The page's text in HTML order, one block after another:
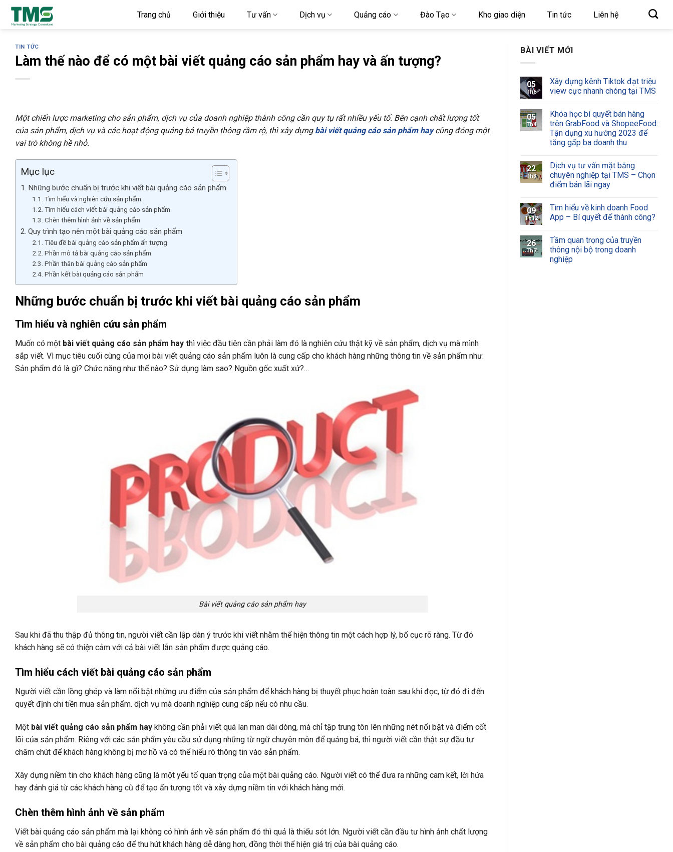
Skip
Trang chủ Giới thiệu Tư vấn Dịch vụ Quảng cáo Đào Tạo Kho giao diện Tin tức Liên hệ
TIN TỨC
Làm thế nào để có một bài viết quảng cáo sản phẩm hay và ấn tượng?
Một chiến lược marketing cho sản phẩm, dịch vụ của doanh nghiệp thành công cần quy tụ rất nhiều yếu tố. Bên cạnh chất lượng tốt
của sản phẩm, dịch vụ và các hoạt động quảng bá truyền thông rầm rộ, thì xây dựng bài viết quảng cáo sản phẩm haycũng đóng một
vai trò không hề nhỏ.
Mục lục
Những bước chuẩn bị trước khi viết bài quảng cáo sản phẩm
Tìm hiểu và nghiên cứu sản phẩm
Tìm hiểu cách viết bài quảng cáo sản phẩm
Chèn thêm hình ảnh về sản phẩm
Quy trình tạo nên một bài quảng cáo sản phẩm
Tiêu đề bài quảng cáo sản phẩm ấn tượng
Phần mô tả bài quảng cáo sản phẩm
Phần thân bài quảng cáo sản phẩm
Phần kết bài quảng cáo sản phẩm
Những bước chuẩn bị trước khi viết bài quảng cáo sản phẩm
Tìm hiểu và nghiên cứu sản phẩm
Muốn có một bài viết quảng cáo sản phẩm hay thì việc đầu tiên cần phải làm đó là nghiên cứu thật kỹ về sản phẩm, dịch vụ mà mình
sắp viết. Vì mục tiêu cuối cùng của mọi bài viết quảng cáo sản phẩm luôn là cung cấp cho khách hàng những thông tin về sản phẩm như:
Sản phẩm đó là gì? Chức năng như thế nào? Sử dụng làm sao? Nguồn gốc xuất xứ?…
Bài viết quảng cáo sản phẩm hay
Sau khi đã thu thập đủ thông tin, người viết cần lập dàn ý trước khi viết nhằm thể hiện thông tin một cách hợp lý, bố cục rõ ràng. Từ đó
khách hàng sẽ có thiện cảm với cả bài viết lẫn sản phẩm được quảng cáo.
Tìm hiểu cách viết bài quảng cáo sản phẩm
Người viết cần lồng ghép và làm nổi bật những ưu điểm của sản phẩm để khách hàng bị thuyết phục hoàn toàn sau khi đọc, từ đó đi đến
quyết định chi tiền mua sản phẩm. dịch vụ mà doanh nghiệp cung cấp nếu có nhu cầu.
Một bài viết quảng cáo sản phẩm hay không cần phải viết quá lan man dài dòng, mà chỉ tập trung tôn lên những nét nổi bật và điểm cốt
lõi của sản phẩm. Riêng với các sản phẩm yêu cầu sử dụng những từ ngữ chuyên môn để quảng bá, thì người viết cần thật sự đầu tư
chăm chút để khách hàng không bị mơ hồ và có thể hiểu rõ thông tin vào sản phẩm.
Xây dựng niềm tin cho khách hàng cũng là một yếu tố quan trọng của một bài quảng cáo. Người viết có thể đưa ra những cam kết, lời hứa
hay đánh giá từ các khách hàng cũ để tạo ấn tượng tốt và xây dựng niềm tin với khách hàng mới.
Chèn thêm hình ảnh về sản phẩm
Viết bài quảng cáo sản phẩm mà lại không có hình ảnh về sản phẩm đó thì quả là thiếu sót lớn. Người viết cần đầu tư hình ảnh chất lượng
về sản phẩm cho bài quảng cáo để thu hút khách hàng dễ dàng hơn, đồng thời thể hiện giá trị của bài quảng cáo.
BÀI VIẾT MỚI
05
Th6
Xây dựng kênh Tiktok đạt triệu
view cực nhanh chóng tại TMS
05
Th4
Khóa học bí quyết bán hàng
trên GrabFood và ShopeeFood:
Tận dụng xu hướng 2023 để
tăng gấp ba doanh thu
22
Th3
Dịch vụ tư vấn mặt bằng
chuyên nghiệp tại TMS – Chọn
điểm bán lãi ngay
09
Th12
Tìm hiểu về kinh doanh Food
App – Bí quyết để thành công?
26
Th7
Tầm quan trọng của truyền
thông nội bộ trong doanh
nghiệp